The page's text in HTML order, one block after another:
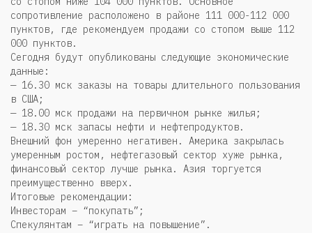
сопротивление расположено в районе 111 000-112 000
пунктов, где рекомендуем продажи со стопом выше 112
000 пунктов.
Сегодня будут опубликованы следующие экономические
данные:
— 16.30 мск заказы на товары длительного пользования
в США;
— 18.00 мск продажи на первичном рынке жилья;
— 18.30 мск запасы нефти и нефтепродуктов.
Внешний фон умеренно негативен. Америка закрылась
умеренным ростом, нефтегазовый сектор хуже рынка,
финансовый сектор лучше рынка. Азия торгуется
преимущественно вверх.
Итоговые рекомендации:
Инвесторам – “покупать”;
Спекулянтам – “играть на повышение”.